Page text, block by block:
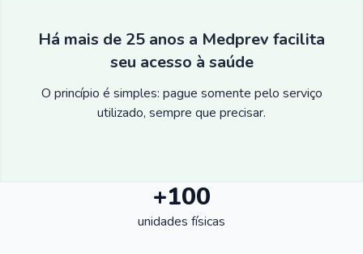
Há mais de 25 anos a Medprev facilita
seu acesso à saúde
O princípio é simples: pague somente pelo serviço
utilizado, sempre que precisar.
+100
unidades físicas